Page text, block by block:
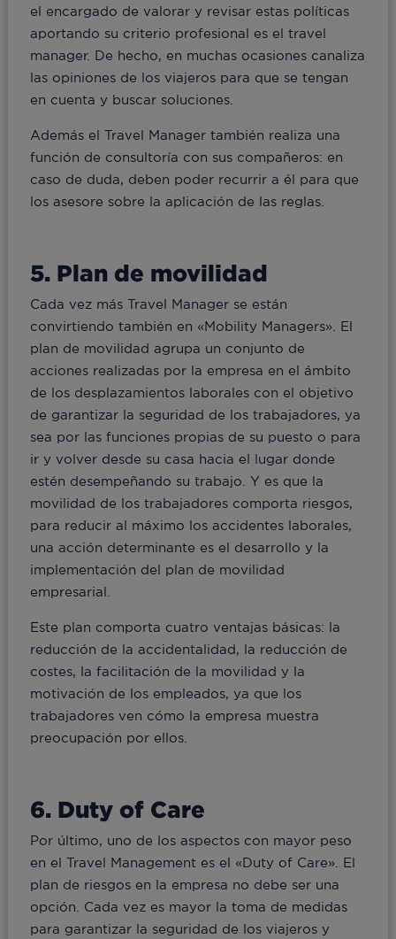
el encargado de valorar y revisar estas políticas
aportando su criterio profesional es el travel
manager. De hecho, en muchas ocasiones canaliza
las opiniones de los viajeros para que se tengan
en cuenta y buscar soluciones.
Además el Travel Manager también realiza una
función de consultoría con sus compañeros: en
caso de duda, deben poder recurrir a él para que
los asesore sobre la aplicación de las reglas.
5. Plan de movilidad
Cada vez más Travel Manager se están
convirtiendo también en «Mobility Managers». El
plan de movilidad agrupa un conjunto de
acciones realizadas por la empresa en el ámbito
de los desplazamientos laborales con el objetivo
de garantizar la seguridad de los trabajadores, ya
sea por las funciones propias de su puesto o para
ir y volver desde su casa hacia el lugar donde
estén desempeñando su trabajo. Y es que la
movilidad de los trabajadores comporta riesgos,
para reducir al máximo los accidentes laborales,
una acción determinante es el desarrollo y la
implementación del plan de movilidad
empresarial.
Este plan comporta cuatro ventajas básicas: la
reducción de la accidentalidad, la reducción de
costes, la facilitación de la movilidad y la
motivación de los empleados, ya que los
trabajadores ven cómo la empresa muestra
preocupación por ellos.
6. Duty of Care
Por último, uno de los aspectos con mayor peso
en el Travel Management es el «Duty of Care». El
plan de riesgos en la empresa no debe ser una
opción. Cada vez es mayor la toma de medidas
para garantizar la seguridad de los viajeros y